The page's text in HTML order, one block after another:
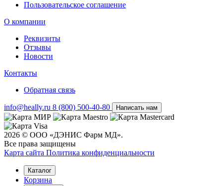
Пользовательское соглашение
О компании
Реквизиты
Отзывы
Новости
Контакты
Обратная связь
info@heally.ru 8 (800) 500-40-80 Написать нам
2026 © ООО «ДЭНИС Фарм МД».
Все права защищены
Карта сайта Политика конфиден­циальности
Каталог
Корзина